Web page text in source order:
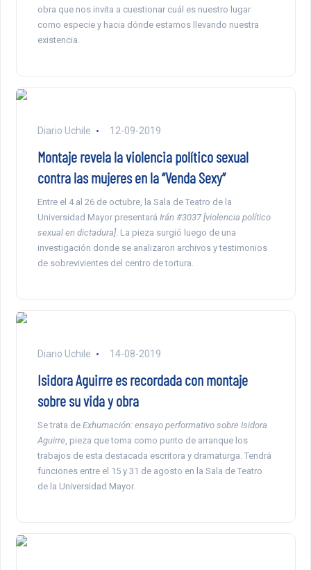
obra que nos invita a cuestionar cuál es nuestro lugar
como especie y hacia dónde estamos llevando nuestra
existencia.
Diario Uchile 12-09-2019
Montaje revela la violencia político sexual
contra las mujeres en la “Venda Sexy”
Entre el 4 al 26 de octubre, la Sala de Teatro de la
Universidad Mayor presentará Irán #3037 [violencia político
sexual en dictadura]. La pieza surgió luego de una
investigación donde se analizaron archivos y testimonios
de sobrevivientes del centro de tortura.
Diario Uchile 14-08-2019
Isidora Aguirre es recordada con montaje
sobre su vida y obra
Se trata de Exhumación: ensayo performativo sobre Isidora
Aguirre , pieza que toma como punto de arranque los
trabajos de esta destacada escritora y dramaturga. Tendrá
funciones entre el 15 y 31 de agosto en la Sala de Teatro
de la Universidad Mayor.